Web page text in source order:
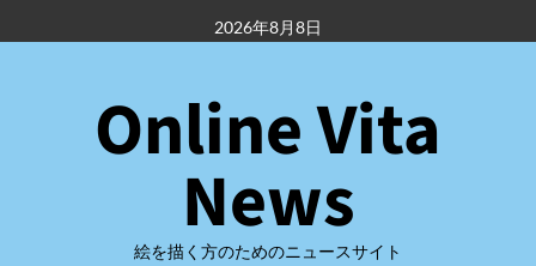
容
2026年8月8日
Online Vita
News
絵を描く方のためのニュースサイト